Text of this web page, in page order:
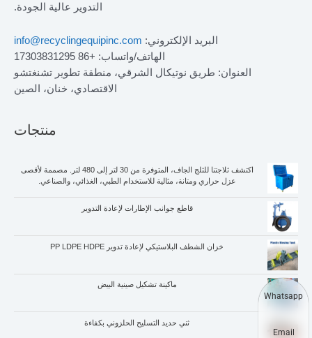
التدوير عالية الجودة.
البريد الإلكتروني: info@recyclingequipinc.com
الهاتف/واتساب: +86 17303831295
العنوان: طريق نوتيكال الشرقي، منطقة تطوير تشنغتشو
الاقتصادي، خنان، الصين
منتجات
اكتشف ثلاجتنا للثلج الجاف، المتوفرة من 30 لتر إلى 480 لتر. مصممة لأقصى
عزل حراري ومتانة، مثالية للاستخدام الطبي، الغذائي، والصناعي.
قاطع جوانب الإطارات لإعادة التدوير
خزان الشطف البلاستيكي لإعادة تدوير PP LDPE HDPE
ماكينة تشكيل صينية البيض
ثني حديد التسليح الحلزوني بكفاءة
Whatsapp
Email